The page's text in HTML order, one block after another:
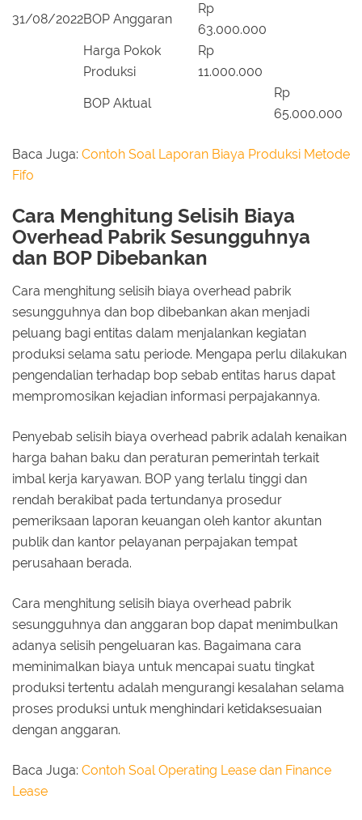
31/08/2022BOP Anggaran
Rp
63.000.000
Harga Pokok
Produksi
Rp
11.000.000
BOP Aktual
Rp
65.000.000
Baca Juga: Contoh Soal Laporan Biaya Produksi Metode
Fifo
Cara Menghitung Selisih Biaya
Overhead Pabrik Sesungguhnya
dan BOP Dibebankan
Cara menghitung selisih biaya overhead pabrik
sesungguhnya dan bop dibebankan akan menjadi
peluang bagi entitas dalam menjalankan kegiatan
produksi selama satu periode. Mengapa perlu dilakukan
pengendalian terhadap bop sebab entitas harus dapat
mempromosikan kejadian informasi perpajakannya.
Penyebab selisih biaya overhead pabrik adalah kenaikan
harga bahan baku dan peraturan pemerintah terkait
imbal kerja karyawan. BOP yang terlalu tinggi dan
rendah berakibat pada tertundanya prosedur
pemeriksaan laporan keuangan oleh kantor akuntan
publik dan kantor pelayanan perpajakan tempat
perusahaan berada.
Cara menghitung selisih biaya overhead pabrik
sesungguhnya dan anggaran bop dapat menimbulkan
adanya selisih pengeluaran kas. Bagaimana cara
meminimalkan biaya untuk mencapai suatu tingkat
produksi tertentu adalah mengurangi kesalahan selama
proses produksi untuk menghindari ketidaksesuaian
dengan anggaran.
Baca Juga: Contoh Soal Operating Lease dan Finance
Lease